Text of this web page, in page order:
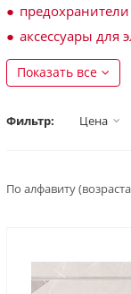
предохранители
аксессуары для
Показать все
Фильтр: Цена
По алфавиту